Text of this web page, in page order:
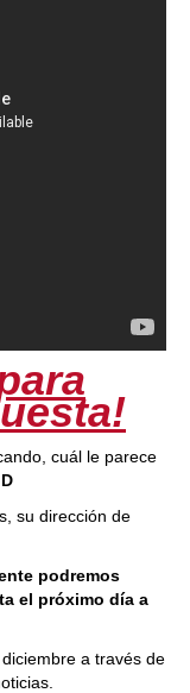
cuál le parece
D
su dirección de
podremos
el próximo día a
a través de